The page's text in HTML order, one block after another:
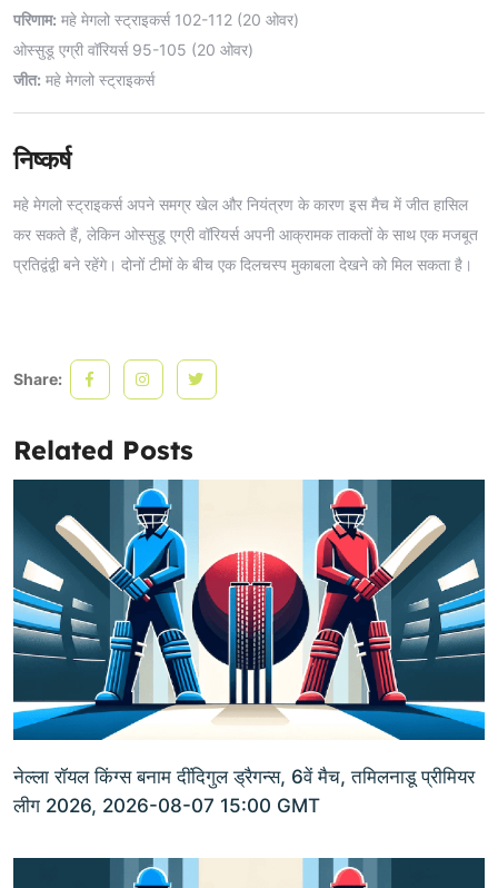
परिणाम: महे मेगलो स्ट्राइकर्स 102-112 (20 ओवर)
ओस्सुडू एग्री वॉरियर्स 95-105 (20 ओवर)
जीत: महे मेगलो स्ट्राइकर्स
निष्कर्ष
महे मेगलो स्ट्राइकर्स अपने समग्र खेल और नियंत्रण के कारण इस मैच में जीत हासिल
कर सकते हैं, लेकिन ओस्सुडू एग्री वॉरियर्स अपनी आक्रामक ताकतों के साथ एक मजबूत
प्रतिद्वंद्वी बने रहेंगे। दोनों टीमों के बीच एक दिलचस्प मुकाबला देखने को मिल सकता है।
Share:
Related Posts
नेल्ला रॉयल किंग्स बनाम दींदिगुल ड्रैगन्स, 6वें मैच, तमिलनाडू प्रीमियर
लीग 2026, 2026-08-07 15:00 GMT